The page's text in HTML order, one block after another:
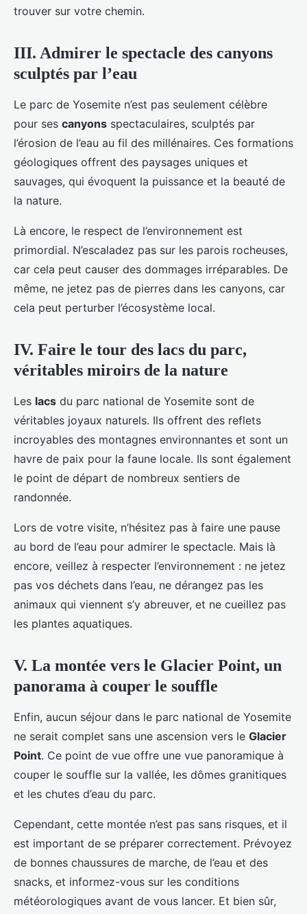
trouver sur votre chemin.
III. Admirer le spectacle des canyons
sculptés par l’eau
Le parc de Yosemite n’est pas seulement célèbre
pour ses canyons spectaculaires, sculptés par
l’érosion de l’eau au fil des millénaires. Ces formations
géologiques offrent des paysages uniques et
sauvages, qui évoquent la puissance et la beauté de
la nature.
Là encore, le respect de l’environnement est
primordial. N’escaladez pas sur les parois rocheuses,
car cela peut causer des dommages irréparables. De
même, ne jetez pas de pierres dans les canyons, car
cela peut perturber l’écosystème local.
IV. Faire le tour des lacs du parc,
véritables miroirs de la nature
Les lacs du parc national de Yosemite sont de
véritables joyaux naturels. Ils offrent des reflets
incroyables des montagnes environnantes et sont un
havre de paix pour la faune locale. Ils sont également
le point de départ de nombreux sentiers de
randonnée.
Lors de votre visite, n’hésitez pas à faire une pause
au bord de l’eau pour admirer le spectacle. Mais là
encore, veillez à respecter l’environnement : ne jetez
pas vos déchets dans l’eau, ne dérangez pas les
animaux qui viennent s’y abreuver, et ne cueillez pas
les plantes aquatiques.
V. La montée vers le Glacier Point, un
panorama à couper le souffle
Enfin, aucun séjour dans le parc national de Yosemite
ne serait complet sans une ascension vers le Glacier
Point. Ce point de vue offre une vue panoramique à
couper le souffle sur la vallée, les dômes granitiques
et les chutes d’eau du parc.
Cependant, cette montée n’est pas sans risques, et il
est important de se préparer correctement. Prévoyez
de bonnes chaussures de marche, de l’eau et des
snacks, et informez-vous sur les conditions
météorologiques avant de vous lancer. Et bien sûr,